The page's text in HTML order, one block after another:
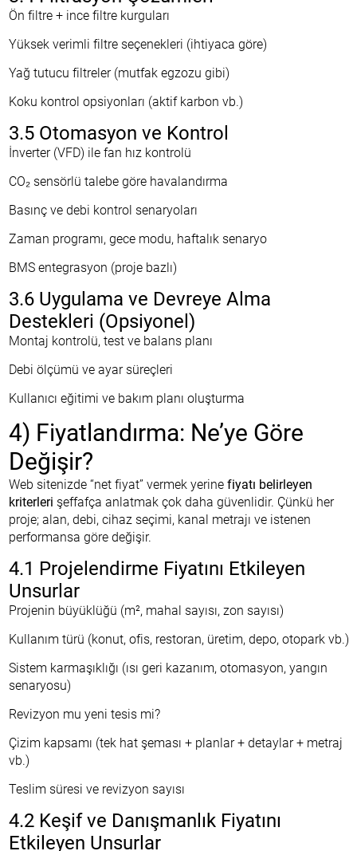
Ön filtre + ince filtre kurguları
Yüksek verimli filtre seçenekleri (ihtiyaca göre)
Yağ tutucu filtreler (mutfak egzozu gibi)
Koku kontrol opsiyonları (aktif karbon vb.)
3.5 Otomasyon ve Kontrol
İnverter (VFD) ile fan hız kontrolü
CO₂ sensörlü talebe göre havalandırma
Basınç ve debi kontrol senaryoları
Zaman programı, gece modu, haftalık senaryo
BMS entegrasyon (proje bazlı)
3.6 Uygulama ve Devreye Alma
Destekleri (Opsiyonel)
Montaj kontrolü, test ve balans planı
Debi ölçümü ve ayar süreçleri
Kullanıcı eğitimi ve bakım planı oluşturma
4) Fiyatlandırma: Ne’ye Göre
Değişir?
Web sitenizde “net fiyat” vermek yerine fiyatı belirleyen
kriterleri şeffafça anlatmak çok daha güvenlidir. Çünkü her
proje; alan, debi, cihaz seçimi, kanal metrajı ve istenen
performansa göre değişir.
4.1 Projelendirme Fiyatını Etkileyen
Unsurlar
Projenin büyüklüğü (m², mahal sayısı, zon sayısı)
Kullanım türü (konut, ofis, restoran, üretim, depo, otopark vb.)
Sistem karmaşıklığı (ısı geri kazanım, otomasyon, yangın
senaryosu)
Revizyon mu yeni tesis mi?
Çizim kapsamı (tek hat şeması + planlar + detaylar + metraj
vb.)
Teslim süresi ve revizyon sayısı
4.2 Keşif ve Danışmanlık Fiyatını
Etkileyen Unsurlar